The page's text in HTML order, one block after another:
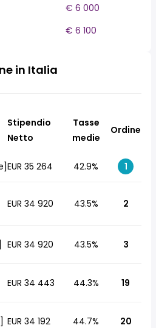
€ 6 000
€ 6 100
in Italia
Stipendio
Netto
Tasse
medie
Ordine
EUR 35 264 42.9% 1
EUR 34 920 43.5% 2
EUR 34 920 43.5% 3
EUR 34 443 44.3% 19
EUR 34 192 44.7% 20